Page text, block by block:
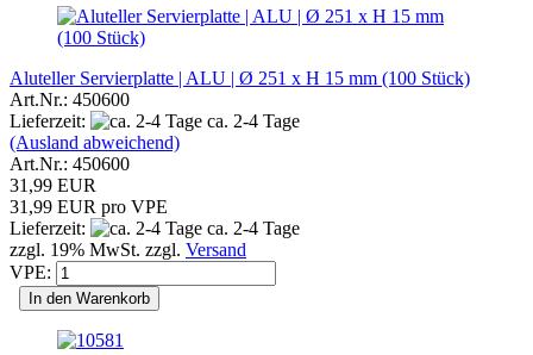
Aluteller Servierplatte | ALU | Ø 251 x H 15 mm (100 Stück)
Art.Nr.: 450600
Lieferzeit:
ca. 2-4 Tage
(Ausland abweichend)
Art.Nr.: 450600
31,99 EUR
31,99 EUR pro VPE
Lieferzeit:
ca. 2-4 Tage
zzgl. 19% MwSt. zzgl. Versand
VPE:
In den Warenkorb